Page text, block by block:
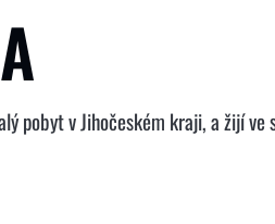
pobyt v Jihočeském kraji, a žijí ve